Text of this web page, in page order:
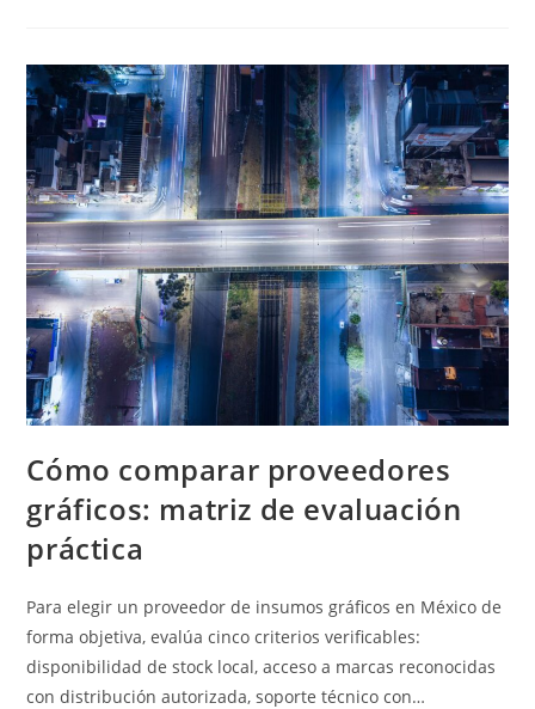
POP
Y
Retail
Cómo comparar proveedores
gráficos: matriz de evaluación
práctica
Para elegir un proveedor de insumos gráficos en México de
forma objetiva, evalúa cinco criterios verificables:
disponibilidad de stock local, acceso a marcas reconocidas
con distribución autorizada, soporte técnico con…